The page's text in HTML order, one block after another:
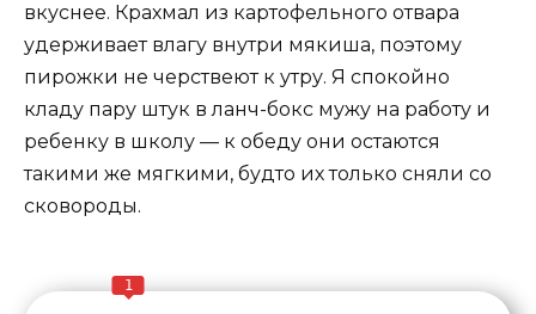
вкуснее. Крахмал из картофельного отвара
удерживает влагу внутри мякиша, поэтому
пирожки не черствеют к утру. Я спокойно
кладу пару штук в ланч-бокс мужу на работу и
ребенку в школу — к обеду они остаются
такими же мягкими, будто их только сняли со
сковороды.
1